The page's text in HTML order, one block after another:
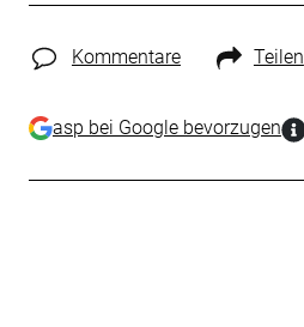
Kommentare Teilen
asp bei Google bevorzugen